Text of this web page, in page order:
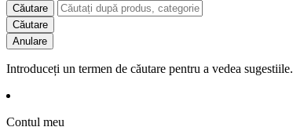
Căutare
Căutare
Anulare
Introduceți un termen de căutare pentru a vedea sugestiile.
Contul meu